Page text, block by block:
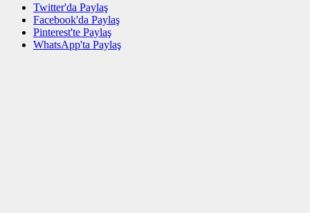
Twitter'da Paylaş
Facebook'da Paylaş
Pinterest'te Paylaş
WhatsApp'ta Paylaş